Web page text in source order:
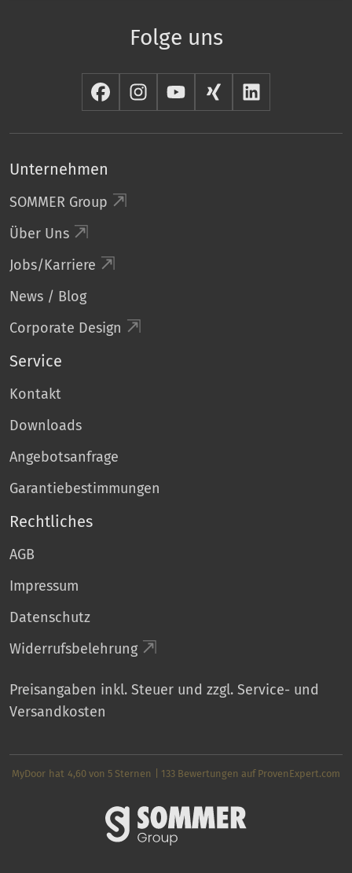
Folge uns
Unternehmen
SOMMER Group
Über Uns
Jobs/Karriere
News / Blog
Corporate Design
Service
Kontakt
Downloads
Angebotsanfrage
Garantiebestimmungen
Rechtliches
AGB
Impressum
Datenschutz
Widerrufsbelehrung
Preisangaben inkl. Steuer und zzgl. Service- und
Versandkosten
MyDoor hat 4,60 von 5 Sternen 133 Bewertungen auf ProvenExpert.com